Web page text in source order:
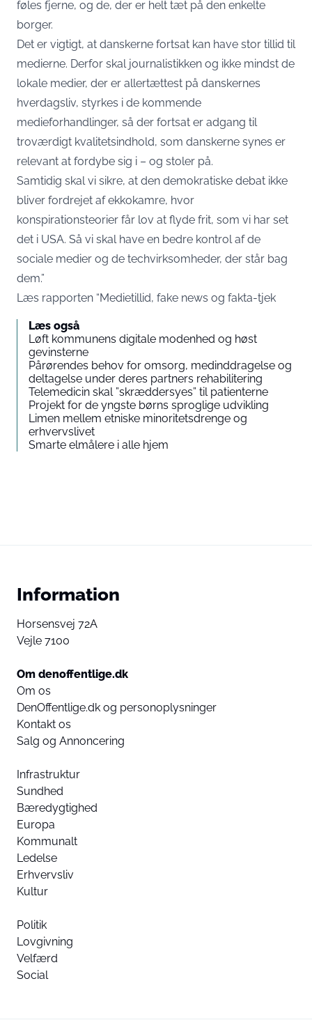
føles fjerne, og de, der er helt tæt på den enkelte
borger.
Det er vigtigt, at danskerne fortsat kan have stor tillid til
medierne. Derfor skal journalistikken og ikke mindst de
lokale medier, der er allertættest på danskernes
hverdagsliv, styrkes i de kommende
medieforhandlinger, så der fortsat er adgang til
troværdigt kvalitetsindhold, som danskerne synes er
relevant at fordybe sig i – og stoler på.
Samtidig skal vi sikre, at den demokratiske debat ikke
bliver fordrejet af ekkokamre, hvor
konspirationsteorier får lov at flyde frit, som vi har set
det i USA. Så vi skal have en bedre kontrol af de
sociale medier og de techvirksomheder, der står bag
dem.”
Læs rapporten “Medietillid, fake news og fakta-tjek
Læs også
Løft kommunens digitale modenhed og høst
gevinsterne
Pårørendes behov for omsorg, medinddragelse og
deltagelse under deres partners rehabilitering
Telemedicin skal ”skræddersyes” til patienterne
Projekt for de yngste børns sproglige udvikling
Limen mellem etniske minoritetsdrenge og
erhvervslivet
Smarte elmålere i alle hjem
Information
Horsensvej 72A
Vejle 7100
Om denoffentlige.dk
Om os
DenOffentlige.dk og personoplysninger
Kontakt os
Salg og Annoncering
Infrastruktur
Sundhed
Bæredygtighed
Europa
Kommunalt
Ledelse
Erhvervsliv
Kultur
Politik
Lovgivning
Velfærd
Social